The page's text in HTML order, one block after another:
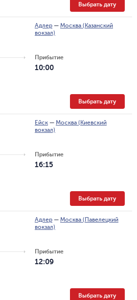
Выбрать дату
Адлер — Москва (Казанский
вокзал)
Прибытие
10:00
Выбрать дату
Ейск — Москва (Киевский
вокзал)
Прибытие
16:15
Выбрать дату
Адлер — Москва (Павелецкий
вокзал)
Прибытие
12:09
Выбрать дату